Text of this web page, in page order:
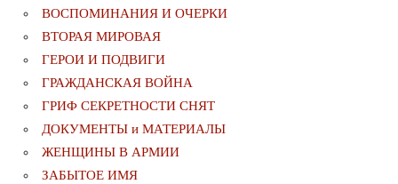
ВОСПОМИНАНИЯ И ОЧЕРКИ
ВТОРАЯ МИРОВАЯ
ГЕРОИ И ПОДВИГИ
ГРАЖДАНСКАЯ ВОЙНА
ГРИФ СЕКРЕТНОСТИ СНЯТ
ДОКУМЕНТЫ и МАТЕРИАЛЫ
ЖЕНЩИНЫ В АРМИИ
ЗАБЫТОЕ ИМЯ